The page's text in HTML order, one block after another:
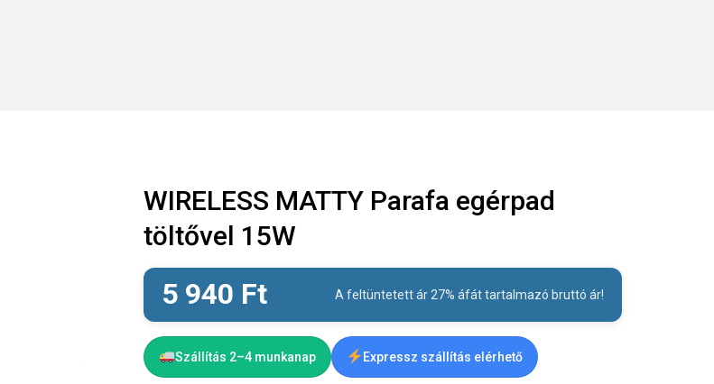
WIRELESS MATTY Parafa egérpad
töltővel 15W
5 940 Ft A feltüntetett ár 27% áfát tartalmazó bruttó ár!
Szállítás 2–4 munkanap Expressz szállítás elérhető